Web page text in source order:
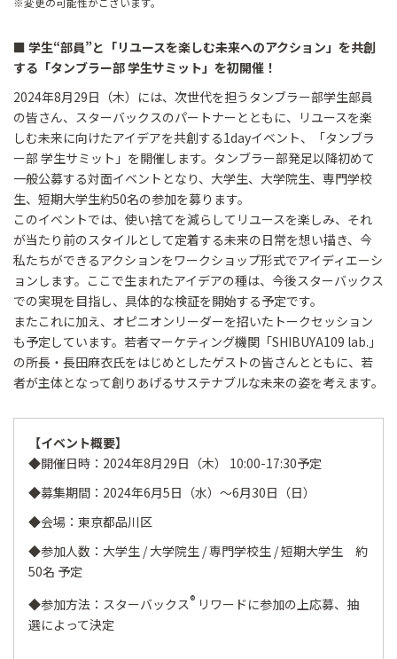
■ 学生“部員”と「リユースを楽しむ未来へのアクション」を共創
する「タンブラー部 学生サミット」を初開催！
2024年8月29日（木）には、次世代を担うタンブラー部学生部員
の皆さん、スターバックスのパートナーとともに、リユースを楽
しむ未来に向けたアイデアを共創する1dayイベント、「タンブラ
ー部 学生サミット」を開催します。タンブラー部発足以降初めて
一般公募する対面イベントとなり、大学生、大学院生、専門学校
生、短期大学生約50名の参加を募ります。
このイベントでは、使い捨てを減らしてリユースを楽しみ、それ
が当たり前のスタイルとして定着する未来の日常を想い描き、今
私たちができるアクションをワークショップ形式でアイディエーシ
ョンします。ここで生まれたアイデアの種は、今後スターバックス
での実現を目指し、具体的な検証を開始する予定です。
またこれに加え、オピニオンリーダーを招いたトークセッション
も予定しています。若者マーケティング機関「SHIBUYA109 lab.」
の所長・長田麻衣氏をはじめとしたゲストの皆さんとともに、若
者が主体となって創りあげるサステナブルな未来の姿を考えます。
【イベント概要】
◆開催日時：2024年8月29日（木） 10:00-17:30予定
◆募集期間：2024年6月5日（水）～6月30日（日）
◆会場：東京都品川区
◆参加人数：大学生 / 大学院生 / 専門学校生 / 短期大学生 約
50名 予定
◆参加方法：スターバックス® リワードに参加の上応募、抽
選によって決定